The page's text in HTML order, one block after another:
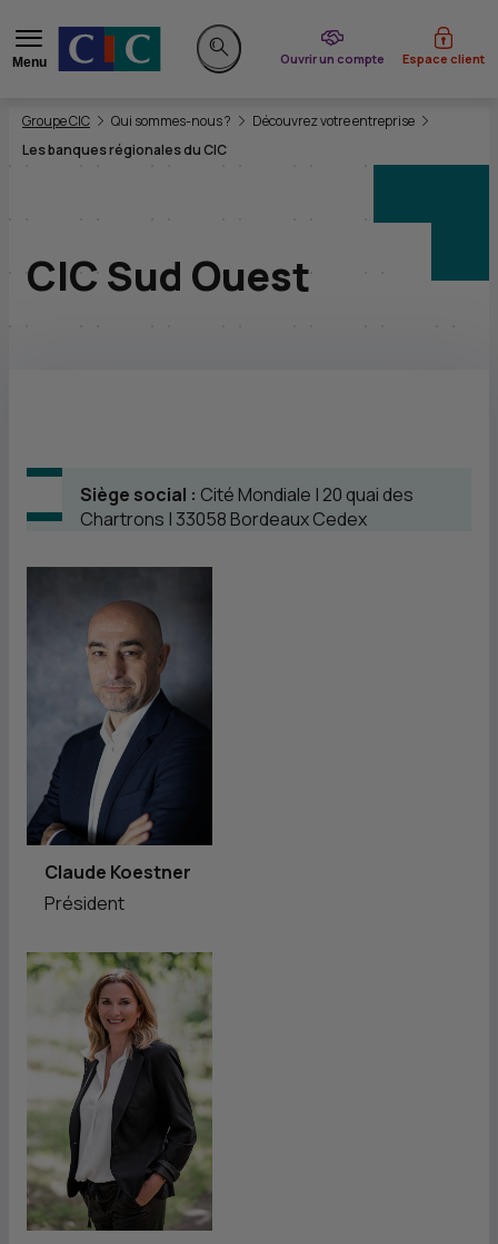
Menu
Rechercher sur le site
Ouvrir un compte
du CIC Espace client
Vous êtes ici:
Groupe CIC Qui sommes-nous ?
Découvrez votre entreprise
Les banques régionales du CIC
CIC Sud Ouest
Siège social : Cité Mondiale | 20 quai des
Chartrons | 33058 Bordeaux Cedex
Claude Koestner
Président